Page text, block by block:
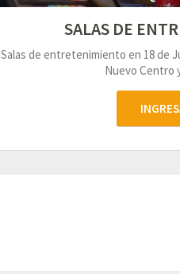
SALAS DE
Salas de entretenimiento en 18 de
Nuevo Centro